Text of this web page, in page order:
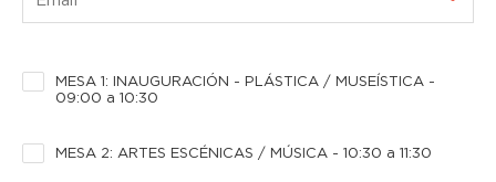
MESA 1: INAUGURACIÓN - PLÁSTICA / MUSEÍSTICA -
09:00 a 10:30
MESA 2: ARTES ESCÉNICAS / MÚSICA - 10:30 a 11:30